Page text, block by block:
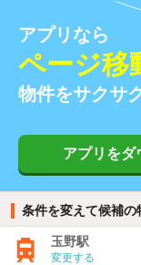
アプリなら
ページ移
物件をサクサ
アプリをダ
条件を変えて候補の
玉野駅
変更する